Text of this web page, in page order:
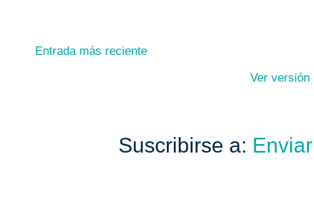
Entrada más reciente
Ver versión
Suscribirse a: